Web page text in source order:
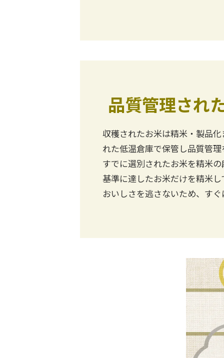
品質管理され
収穫されたお米は精米・製品
れた低温倉庫で保管し品質管
すでに選別されたお米を精米
基準に達したお米だけを精米
おいしさを逃さないため、す